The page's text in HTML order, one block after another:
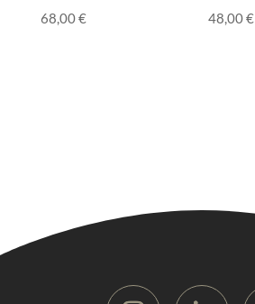
68,00€
48,00€